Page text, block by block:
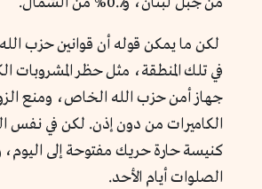
لكن ما يمكن قوله أن قوانين حزب
في تلك المنطقة، مثل حظر المشروبات
جهاز أمن حزب الله الخاص، ومنع
الكاميرات من دون إذن. لكن في نفس
كنيسة حارة حريك مفتوحة إلى اليوم،
الصلوات أيام الأحد.